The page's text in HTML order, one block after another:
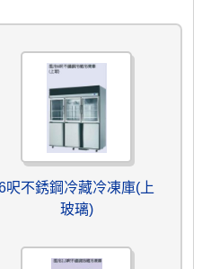
呎不銹鋼冷藏冷凍庫(上
玻璃)